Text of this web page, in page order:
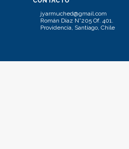
jyarmuched@gmail.com
Román Díaz N°205 Of. 401.
Providencia, Santiago, Chile